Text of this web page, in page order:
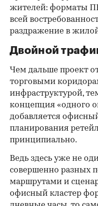
жителей: форматы
всей
раздражение в
Двойной
Чем дальше проект
торговыми
инфраструктурой,
концепция «одного
добавляется
планирования
принципиально.
Ведь здесь уже не
совершенно разных
маршрутами и
офисный кластер